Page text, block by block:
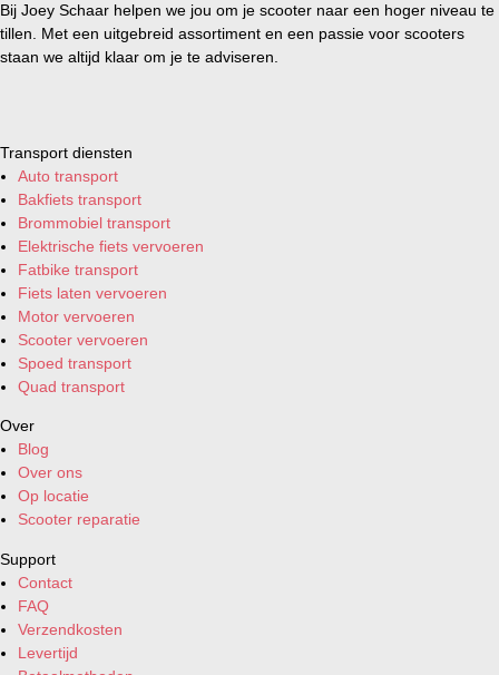
Bij Joey Schaar helpen we jou om je scooter naar een hoger niveau te
tillen. Met een uitgebreid assortiment en een passie voor scooters
staan we altijd klaar om je te adviseren.
Transport diensten
Auto transport
Bakfiets transport
Brommobiel transport
Elektrische fiets vervoeren
Fatbike transport
Fiets laten vervoeren
Motor vervoeren
Scooter vervoeren
Spoed transport
Quad transport
Over
Blog
Over ons
Op locatie
Scooter reparatie
Support
Contact
FAQ
Verzendkosten
Levertijd